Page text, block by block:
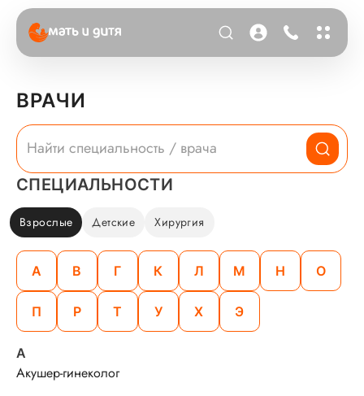
ВРАЧИ
СПЕЦИАЛЬНОСТИ
Взрослые Детские Хирургия
А В Г К Л М Н О
П Р Т У Х Э
А
Акушер-гинеколог